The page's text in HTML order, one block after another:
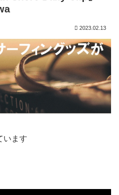
2023.02.13
います